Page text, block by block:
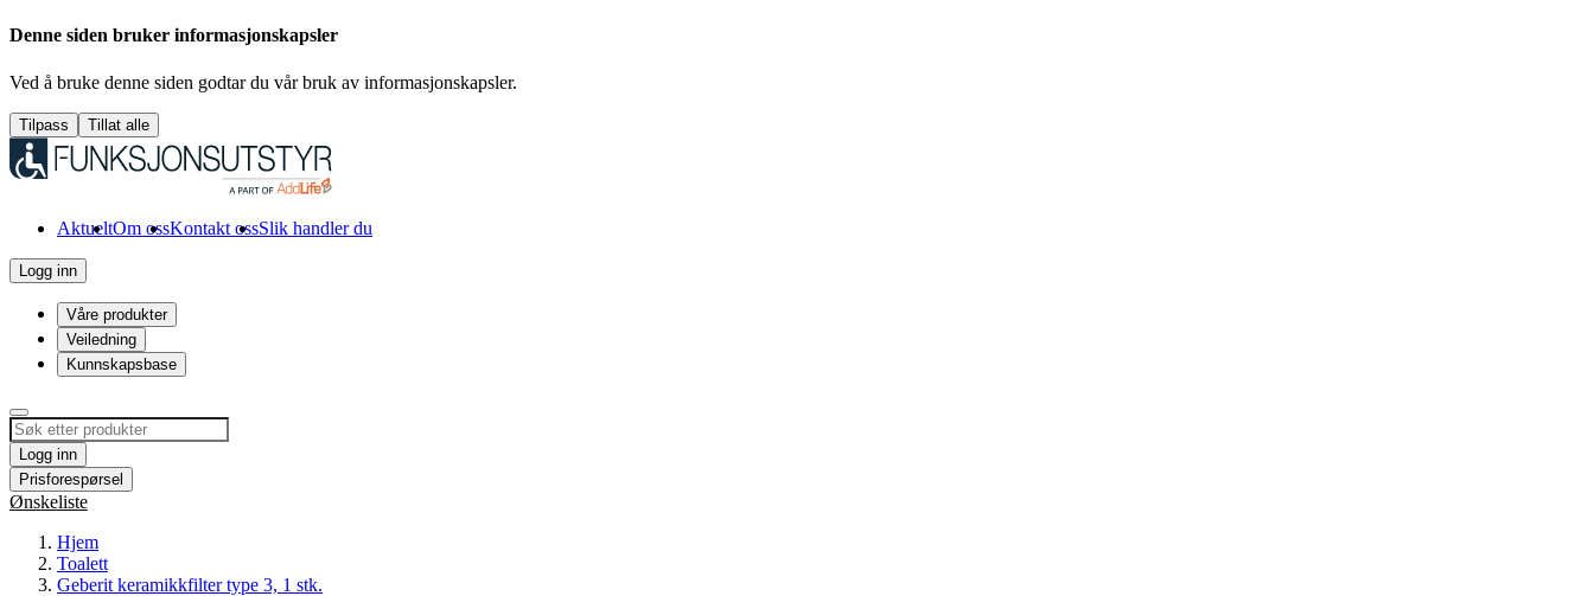
Denne siden bruker informasjonskapsler
Ved å bruke denne siden godtar du vår bruk av informasjonskapsler.
Tilpass Tillat alle
AktueltOm ossKontakt ossSlik handler du
Logg inn
Våre produkter
Veiledning
Kunnskapsbase
Logg inn
Prisforespørsel
Ønskeliste
Hjem
Toalett
Geberit keramikkfilter type 3, 1 stk.